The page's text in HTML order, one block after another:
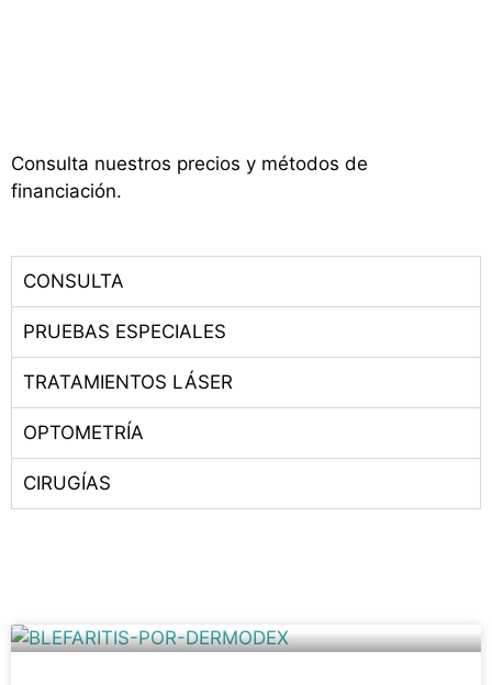
Consulta nuestros precios y métodos de
financiación.
CONSULTA
PRUEBAS ESPECIALES
TRATAMIENTOS LÁSER
OPTOMETRÍA
CIRUGÍAS